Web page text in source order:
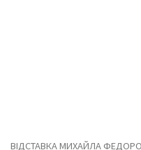
ВІДСТАВКА МИХАЙЛА